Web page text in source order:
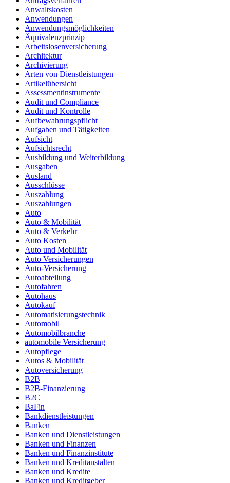
Anwaltskosten
Anwendungen
Anwendungsmöglichkeiten
Äquivalenzprinzip
Arbeitslosenversicherung
Architektur
Archivierung
Arten von Dienstleistungen
Artikelübersicht
Assessmentinstrumente
Audit und Compliance
Audit und Kontrolle
Aufbewahrungspflicht
Aufgaben und Tätigkeiten
Aufsicht
Aufsichtsrecht
Ausbildung und Weiterbildung
Ausgaben
Ausland
Ausschlüsse
Auszahlung
Auszahlungen
Auto
Auto & Mobilität
Auto & Verkehr
Auto Kosten
Auto und Mobilität
Auto Versicherungen
Auto-Versicherung
Autoabteilung
Autofahren
Autohaus
Autokauf
Automatisierungstechnik
Automobil
Automobilbranche
automobile Versicherung
Autopflege
Autos & Mobilität
Autoversicherung
B2B
B2B-Finanzierung
B2C
BaFin
Bankdienstleistungen
Banken
Banken und Dienstleistungen
Banken und Finanzen
Banken und Finanzinstitute
Banken und Kreditanstalten
Banken und Kredite
Banken und Kreditgeber